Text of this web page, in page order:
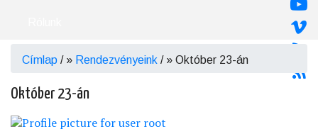
Morzsa
Címlap / Rendezvényeink / Október 23-án
Október 23-án